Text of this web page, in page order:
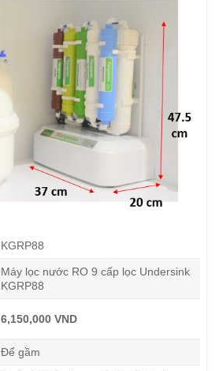
KGRP88
Máy lọc nước RO 9 cấp lọc Undersink
KGRP88
6,150,000 VND
Để gầm